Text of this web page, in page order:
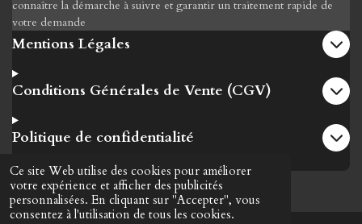
Ce site Web utilise des cookies pour améliorer
votre expérience et afficher des publicités
personnalisées. En cliquant sur "Accepter", vous
consentez à l'utilisation de tous les cookies.
connaître la démarche à suivre et garantir un traitement rapide de
votre demande
Mentions Légales
Conditions Générales de Vente (CGV)
Politique de confidentialité
© 2016 Mya Vap